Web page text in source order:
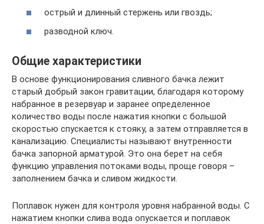
острый и длинный стержень или гвоздь;
разводной ключ.
Общие характеристики
В основе функционирования сливного бачка лежит
старый добрый закон гравитации, благодаря которому
набранное в резервуар и заранее определенное
количество воды после нажатия кнопки с большой
скоростью спускается к стояку, а затем отправляется в
канализацию. Специалисты называют внутренности
бачка запорной арматурой. Это она берет на себя
функцию управления потоками воды, проще говоря –
заполнением бачка и сливом жидкости.
Поплавок нужен для контроля уровня набранной воды. С
нажатием кнопки слива вода опускается и поплавок